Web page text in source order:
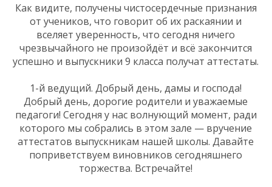
Как видите, получены чистосердечные признания
от учеников, что говорит об их раскаянии и
вселяет уверенность, что сегодня ничего
чрезвычайного не произойдёт и всё закончится
успешно и выпускники 9 класса получат аттестаты.
1-й ведущий. Добрый день, дамы и господа!
Добрый день, дорогие родители и уважаемые
педагоги! Сегодня у нас волнующий момент, ради
которого мы собрались в этом зале — вручение
аттестатов выпускникам нашей школы. Давайте
поприветствуем виновников сегодняшнего
торжества. Встречайте!